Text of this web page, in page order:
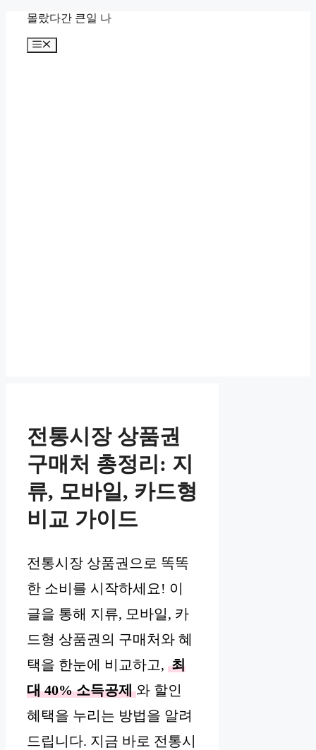
몰랐다간 큰일 나
메
전통시장 상품권
구매처 총정리: 지
류, 모바일, 카드형
비교 가이드
전통시장 상품권으로 똑똑
한 소비를 시작하세요! 이
글을 통해 지류, 모바일, 카
드형 상품권의 구매처와 혜
택을 한눈에 비교하고, 최
대 40% 소득공제 와 할인
혜택을 누리는 방법을 알려
드립니다. 지금 바로 전통시